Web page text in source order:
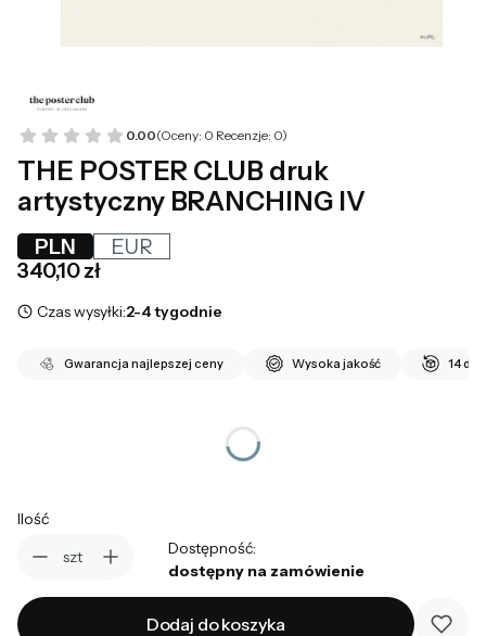
0.00(Oceny: 0 Recenzje: 0)
THE POSTER CLUB druk
artystyczny BRANCHING IV
PLN
EUR
Cena
340,10 zł
Czas wysyłki:2-4 tygodnie
Gwarancja najlepszej ceny Wysoka jakość 14 dni
Ilość
szt
Dostępność:
dostępny na zamówienie
Dodaj do koszyka